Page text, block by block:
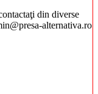
din diverse
alternativa.ro